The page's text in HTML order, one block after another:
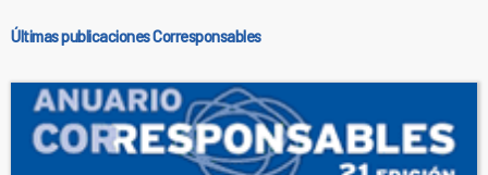
Últimas publicaciones Corresponsables